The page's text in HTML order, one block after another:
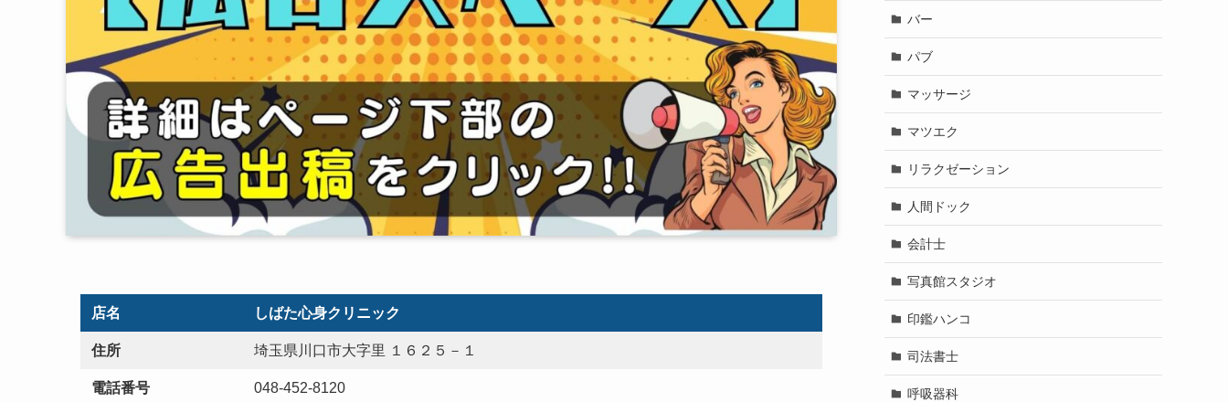
店名 しばた心身クリニック
住所 埼玉県川口市大字里 １６２５－１
電話番号 048-452-8120
バー
パブ
マッサージ
マツエク
リラクゼーション
人間ドック
会計士
写真館スタジオ
印鑑ハンコ
司法書士
呼吸器科